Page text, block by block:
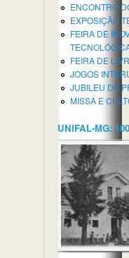
ENCONTRO
EXPOSIÇÃO
FEIRA DE
FEIRA DE
JOGOS
JUBILEU DE
MISSA E
UNIFAL-MG: